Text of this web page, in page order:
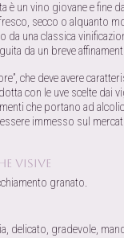
è un vino giovane e
secco o alquanto
da una classica
da un breve
che deve avere
con le uve scelte dai
che portano ad
immesso sul
visive
granato.
delicato, gradevole,